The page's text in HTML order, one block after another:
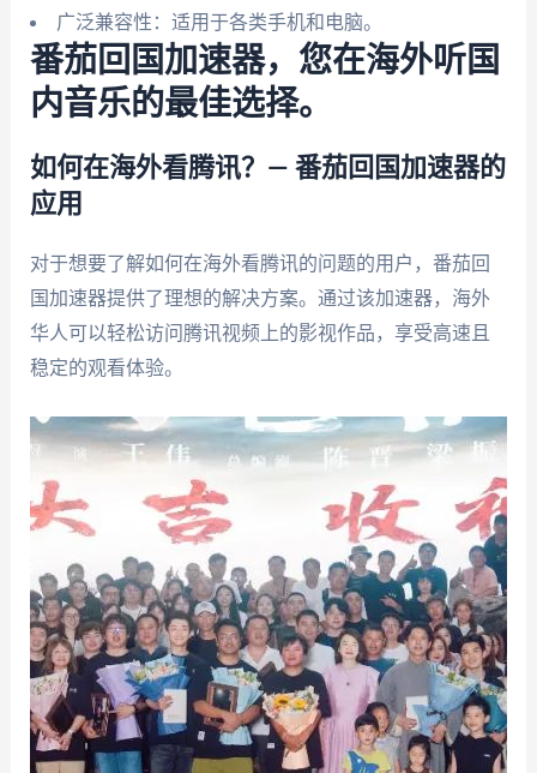
广泛兼容性：适用于各类手机和电脑。
番茄回国加速器，您在海外听国
内音乐的最佳选择。
如何在海外看腾讯？— 番茄回国加速器的
应用
对于想要了解如何在海外看腾讯的问题的用户，番茄回
国加速器提供了理想的解决方案。通过该加速器，海外
华人可以轻松访问腾讯视频上的影视作品，享受高速且
稳定的观看体验。